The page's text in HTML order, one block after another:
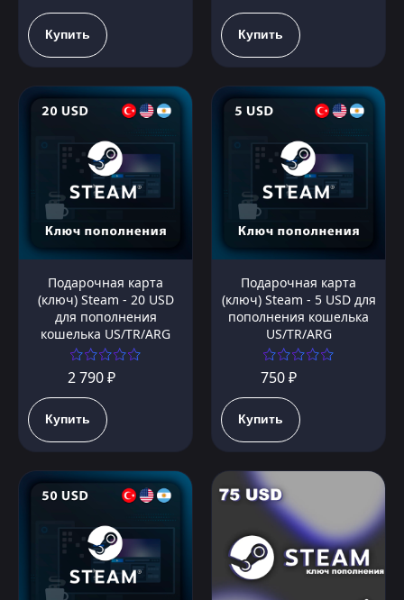
Купить Купить
Подарочная карта
(ключ) Steam - 20 USD
для пополнения
кошелька US/TR/ARG
2 790 ₽
Купить
Подарочная карта
(ключ) Steam - 5 USD для
пополнения кошелька
US/TR/ARG
750 ₽
Купить